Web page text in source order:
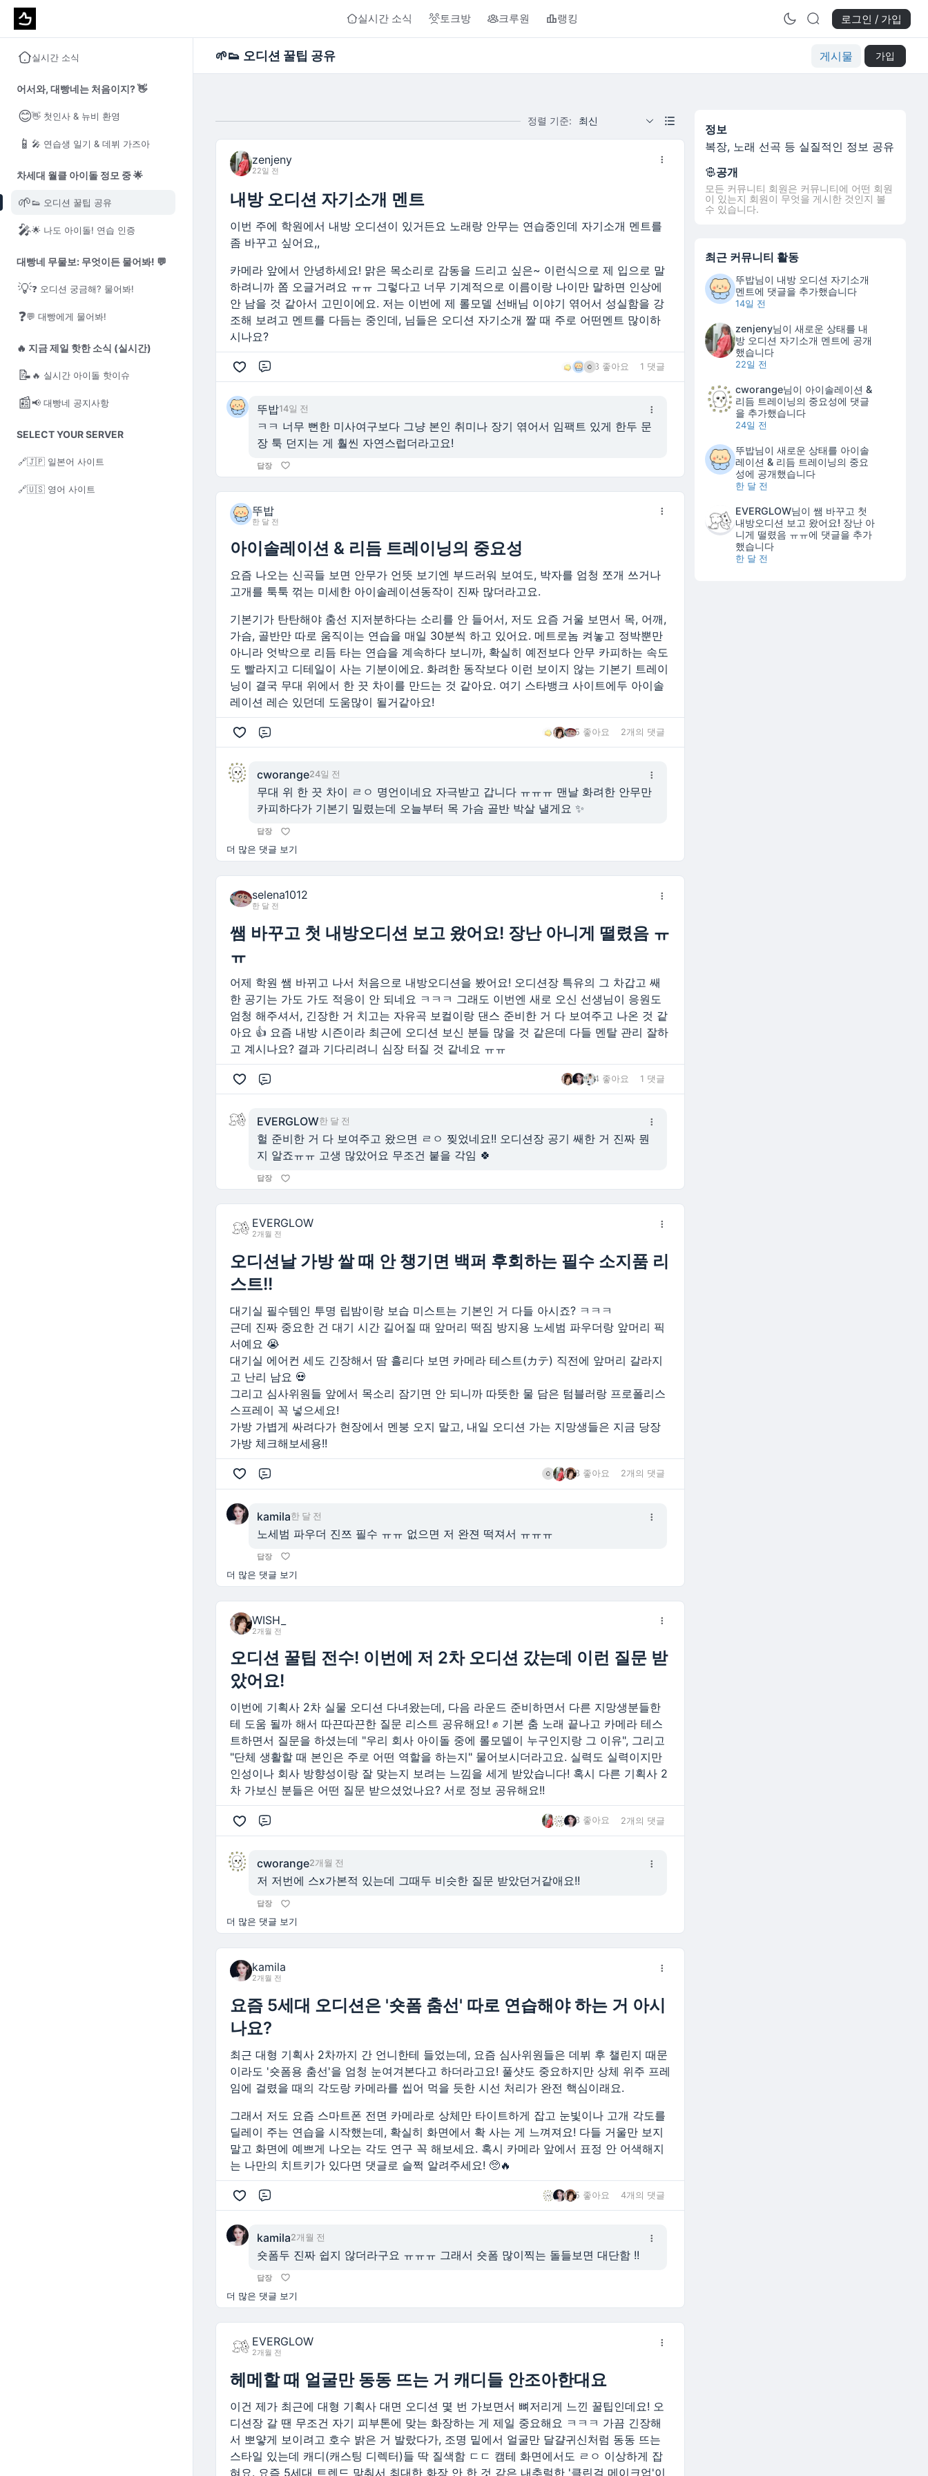
실시간 소식 토크방 크루원 랭킹 로그인 / 가입
실시간 소식
어서와, 대빵네는 처음이지? 👋
😊👋 첫인사 & 뉴비 환영
📱 🎤 연습생 일기 & 데뷔 가즈아
차세대 월클 아이돌 정모 중 🌟
🌱👟 오디션 꿀팁 공유
🎤🌟 나도 아이돌! 연습 인증
대빵네 무물보: 무엇이든 물어봐! 💬
💡❓ 오디션 궁금해? 물어봐!
❓💬 대빵에게 물어봐!
🔥 지금 제일 핫한 소식 (실시간)
📝 🔥 실시간 아이돌 핫이슈
📰📢 대빵네 공지사항
SELECT YOUR SERVER
🔗🇯🇵 일본어 사이트
🔗🇺🇸 영어 사이트
🌱👟 오디션 꿀팁 공유 게시물 가입
정렬 기준: 최신
zenjeny
22일 전
내방 오디션 자기소개 멘트
이번 주에 학원에서 내방 오디션이 있거든요 노래랑 안무는 연습중인데 자기소개 멘트를
좀 바꾸고 싶어요,,
카메라 앞에서 안녕하세요! 맑은 목소리로 감동을 드리고 싶은~ 이런식으로 제 입으로 말
하려니까 쫌 오글거려요 ㅠㅠ 그렇다고 너무 기계적으로 이름이랑 나이만 말하면 인상에
안 남을 것 같아서 고민이에요. 저는 이번에 제 롤모델 선배님 이야기 엮어서 성실함을 강
조해 보려고 멘트를 다듬는 중인데, 님들은 오디션 자기소개 짤 때 주로 어떤멘트 많이하
시나요?
3 좋아요 1 댓글
뚜밥14일 전
ㅋㅋ 너무 뻔한 미사여구보다 그냥 본인 취미나 장기 엮어서 임팩트 있게 한두 문
장 툭 던지는 게 훨씬 자연스럽더라고요!
답장
뚜밥
한 달 전
아이솔레이션 & 리듬 트레이닝의 중요성
요즘 나오는 신곡들 보면 안무가 언뜻 보기엔 부드러워 보여도, 박자를 엄청 쪼개 쓰거나
고개를 툭툭 꺾는 미세한 아이솔레이션동작이 진짜 많더라고요.
기본기가 탄탄해야 춤선 지저분하다는 소리를 안 들어서, 저도 요즘 거울 보면서 목, 어깨,
가슴, 골반만 따로 움직이는 연습을 매일 30분씩 하고 있어요. 메트로놈 켜놓고 정박뿐만
아니라 엇박으로 리듬 타는 연습을 계속하다 보니까, 확실히 예전보다 안무 카피하는 속도
도 빨라지고 디테일이 사는 기분이에요. 화려한 동작보다 이런 보이지 않는 기본기 트레이
닝이 결국 무대 위에서 한 끗 차이를 만드는 것 같아요. 여기 스타뱅크 사이트에두 아이솔
레이션 레슨 있던데 도움많이 될거같아요!
5 좋아요 2개의 댓글
cworange24일 전
무대 위 한 끗 차이 ㄹㅇ 명언이네요 자극받고 갑니다 ㅠㅠㅠ 맨날 화려한 안무만
카피하다가 기본기 밀렸는데 오늘부터 목 가슴 골반 박살 낼게요 ✨
답장
더 많은 댓글 보기
selena1012
한 달 전
쌤 바꾸고 첫 내방오디션 보고 왔어요! 장난 아니게 떨렸음 ㅠ
ㅠ
어제 학원 쌤 바뀌고 나서 처음으로 내방오디션을 봤어요! 오디션장 특유의 그 차갑고 쌔
한 공기는 가도 가도 적응이 안 되네요 ㅋㅋㅋ 그래도 이번엔 새로 오신 선생님이 응원도
엄청 해주셔서, 긴장한 거 치고는 자유곡 보컬이랑 댄스 준비한 거 다 보여주고 나온 것 같
아요 👍 요즘 내방 시즌이라 최근에 오디션 보신 분들 많을 것 같은데 다들 멘탈 관리 잘하
고 계시나요? 결과 기다리려니 심장 터질 것 같네요 ㅠㅠ
4 좋아요 1 댓글
EVERGLOW한 달 전
헐 준비한 거 다 보여주고 왔으면 ㄹㅇ 찢었네요!! 오디션장 공기 쌔한 거 진짜 뭔
지 알죠ㅠㅠ 고생 많았어요 무조건 붙을 각임 🍀
답장
EVERGLOW
2개월 전
오디션날 가방 쌀 때 안 챙기면 백퍼 후회하는 필수 소지품 리
스트!!
대기실 필수템인 투명 립밤이랑 보습 미스트는 기본인 거 다들 아시죠? ㅋㅋㅋ
근데 진짜 중요한 건 대기 시간 길어질 때 앞머리 떡짐 방지용 노세범 파우더랑 앞머리 픽
서예요 😭
대기실 에어컨 세도 긴장해서 땀 흘리다 보면 카메라 테스트(カテ) 직전에 앞머리 갈라지
고 난리 남요 💀
그리고 심사위원들 앞에서 목소리 잠기면 안 되니까 따뜻한 물 담은 텀블러랑 프로폴리스
스프레이 꼭 넣으세요!
가방 가볍게 싸려다가 현장에서 멘붕 오지 말고, 내일 오디션 가는 지망생들은 지금 당장
가방 체크해보세용!!
3 좋아요 2개의 댓글
kamila한 달 전
노세범 파우더 진쯔 필수 ㅠㅠ 없으면 저 완젼 떡져서 ㅠㅠㅠ
답장
더 많은 댓글 보기
WISH_
2개월 전
오디션 꿀팁 전수! 이번에 저 2차 오디션 갔는데 이런 질문 받
았어요!
이번에 기획사 2차 실물 오디션 다녀왔는데, 다음 라운드 준비하면서 다른 지망생분들한
테 도움 될까 해서 따끈따끈한 질문 리스트 공유해요! ✊ 기본 춤 노래 끝나고 카메라 테스
트하면서 질문을 하셨는데 "우리 회사 아이돌 중에 롤모델이 누구인지랑 그 이유", 그리고
"단체 생활할 때 본인은 주로 어떤 역할을 하는지" 물어보시더라고요. 실력도 실력이지만
인성이나 회사 방향성이랑 잘 맞는지 보려는 느낌을 세게 받았습니다! 혹시 다른 기획사 2
차 가보신 분들은 어떤 질문 받으셨었나요? 서로 정보 공유해요!!
3 좋아요 2개의 댓글
cworange2개월 전
저 저번에 스x가본적 있는데 그때두 비슷한 질문 받았던거같애요!!
답장
더 많은 댓글 보기
kamila
2개월 전
요즘 5세대 오디션은 '숏폼 춤선' 따로 연습해야 하는 거 아시
나요?
최근 대형 기획사 2차까지 간 언니한테 들었는데, 요즘 심사위원들은 데뷔 후 챌린지 때문
이라도 '숏폼용 춤선'을 엄청 눈여겨본다고 하더라고요! 풀샷도 중요하지만 상체 위주 프레
임에 걸렸을 때의 각도랑 카메라를 씹어 먹을 듯한 시선 처리가 완전 핵심이래요.
그래서 저도 요즘 스마트폰 전면 카메라로 상체만 타이트하게 잡고 눈빛이나 고개 각도를
딜레이 주는 연습을 시작했는데, 확실히 화면에서 확 사는 게 느껴져요! 다들 거울만 보지
말고 화면에 예쁘게 나오는 각도 연구 꼭 해보세요. 혹시 카메라 앞에서 표정 안 어색해지
는 나만의 치트키가 있다면 댓글로 슬쩍 알려주세요! 🥺🔥
5 좋아요 4개의 댓글
kamila2개월 전
숏폼두 진짜 쉽지 않더라구요 ㅠㅠㅠ 그래서 숏폼 많이찍는 돌들보면 대단함 !!
답장
더 많은 댓글 보기
EVERGLOW
2개월 전
헤메할 때 얼굴만 동동 뜨는 거 캐디들 안조아한대요
이건 제가 최근에 대형 기획사 대면 오디션 몇 번 가보면서 뼈저리게 느낀 꿀팁인데요! 오
디션장 갈 땐 무조건 자기 피부톤에 맞는 화장하는 게 제일 중요해요 ㅋㅋㅋ 가끔 긴장해
서 뽀얗게 보이려고 호수 밝은 거 발랐다가, 조명 밑에서 얼굴만 달걀귀신처럼 동동 뜨는
스타일 있는데 캐디(캐스팅 디렉터)들 딱 질색함 ㄷㄷ 캠테 화면에서도 ㄹㅇ 이상하게 잡
혀요. 요즘 5세대 트렌드 맞춰서 최대한 화장 안 한 것 같은 내추럴한 '클린걸 메이크업'이
정보
복장, 노래 선곡 등 실질적인 정보 공유
공개
모든 커뮤니티 회원은 커뮤니티에 어떤 회원
이 있는지 회원이 무엇을 게시한 것인지 볼
수 있습니다.
최근 커뮤니티 활동
뚜밥님이 내방 오디션 자기소개
멘트에 댓글을 추가했습니다
14일 전
zenjeny님이 새로운 상태를 내
방 오디션 자기소개 멘트에 공개
했습니다
22일 전
cworange님이 아이솔레이션 &
리듬 트레이닝의 중요성에 댓글
을 추가했습니다
24일 전
뚜밥님이 새로운 상태를 아이솔
레이션 & 리듬 트레이닝의 중요
성에 공개했습니다
한 달 전
EVERGLOW님이 쌤 바꾸고 첫
내방오디션 보고 왔어요! 장난 아
니게 떨렸음 ㅠㅠ에 댓글을 추가
했습니다
한 달 전